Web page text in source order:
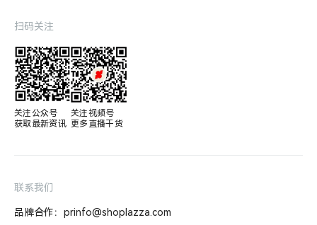
扫码关注
关注公众号
获取最新资讯
关注视频号
更多直播干货
联系我们
品牌合作：prinfo@shoplazza.com